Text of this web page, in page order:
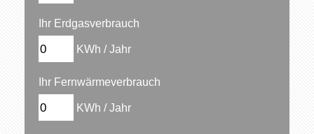
Ihr Erdgasverbrauch
KWh / Jahr
Ihr Fernwärmeverbrauch
KWh / Jahr